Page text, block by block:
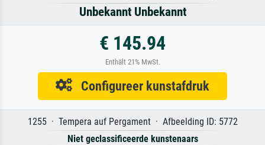
Unbekannt Unbekannt
€ 145.94
Enthält 21% MwSt.
Configureer kunstafdruk
1255 · Tempera auf Pergament · Afbeelding ID: 5772
Niet geclassificeerde kunstenaars